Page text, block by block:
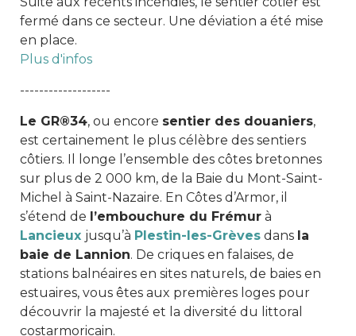
fermé dans ce secteur. Une déviation a été mise
en place.
Plus d'infos
-------------------
Le GR®34, ou encore sentier des douaniers,
est certainement le plus célèbre des sentiers
côtiers. Il longe l’ensemble des côtes bretonnes
sur plus de 2 000 km, de la Baie du Mont-Saint-
Michel à Saint-Nazaire. En Côtes d’Armor, il
s’étend de l’embouchure du Frémur à
Lancieux jusqu’à Plestin-les-Grèves dans la
baie de Lannion. De criques en falaises, de
stations balnéaires en sites naturels, de baies en
estuaires, vous êtes aux premières loges pour
découvrir la majesté et la diversité du littoral
costarmoricain.